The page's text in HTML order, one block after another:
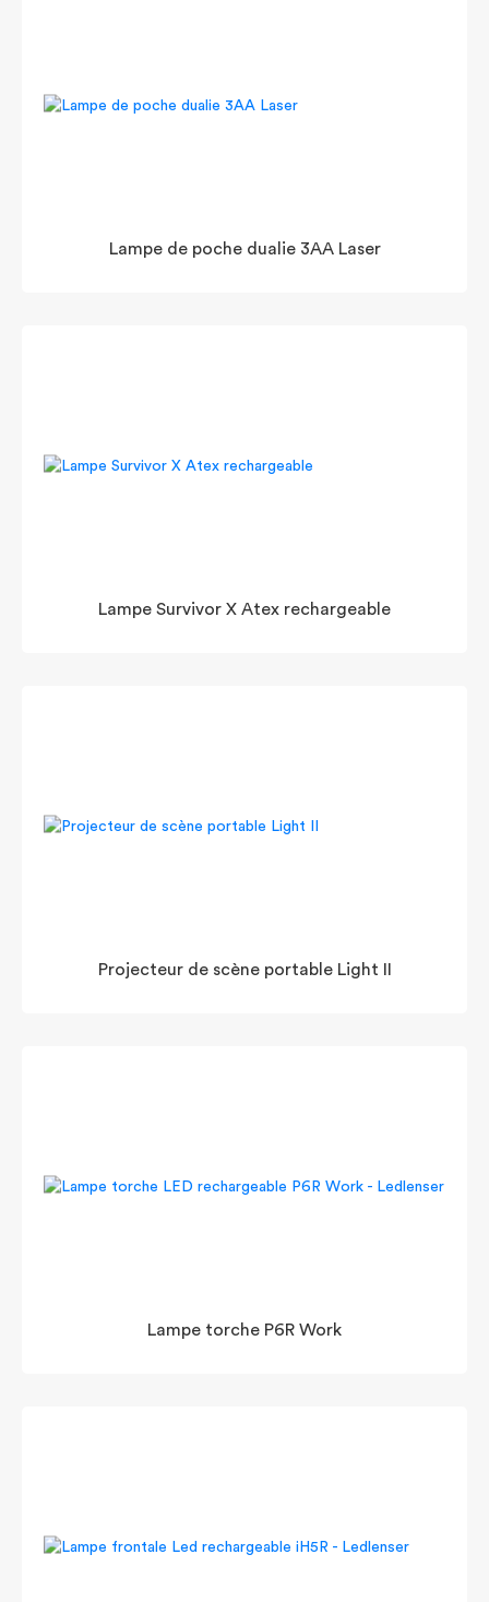
Lampe de poche dualie 3AA Laser
Lampe Survivor X Atex rechargeable
Projecteur de scène portable Light II
Lampe torche P6R Work